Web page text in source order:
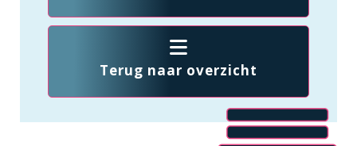
Terug naar overzicht